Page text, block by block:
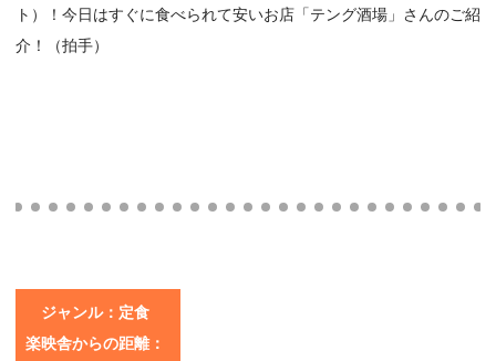
ト）！今日はすぐに食べられて安いお店「テング酒場」さんのご紹
介！（拍手）
ジャンル：定食
楽映舎からの距離：